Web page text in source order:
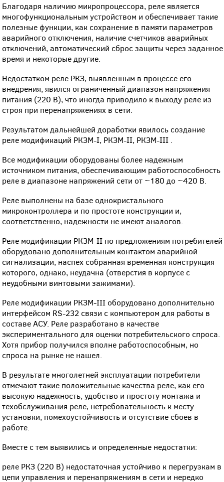
Благодаря наличию микропроцессора, реле является
многофункциональным устройством и обеспечивает такие
полезные функции, как сохранение в памяти параметров
аварийного отключения, наличие счетчиков аварийных
отключений, автоматический сброс защиты через заданное
время и некоторые другие.
Недостатком реле РКЗ, выявленным в процессе его
внедрения, явился ограниченный диапазон напряжения
питания (220 В), что иногда приводило к выходу реле из
строя при перенапряжениях в сети.
Результатом дальнейшей доработки явилось создание
реле модификаций РКЗМ-I, РКЗМ-II, РКЗМ-III .
Все модификации оборудованы более надежным
источником питания, обеспечивающим работоспособность
реле в диапазоне напряжений сети от ~180 до ~420 В.
Реле выполнены на базе однокристального
микроконтроллера и по простоте конструкции и,
соответственно, надежности не имеют аналогов.
Реле модификации РКЗМ-II по предложениям потребителей
оборудовано дополнительным контактом аварийной
сигнализации, наспех собранная временная конструкция
которого, однако, неудачна (отверстия в корпусе с
неудобными винтовыми зажимами).
Реле модификации РКЗМ-III оборудовано дополнительно
интерфейсом RS-232 связи с компьютером для работы в
составе АСУ. Реле разработано в качестве
экспериментального для оценки потребительского спроса.
Хотя прибор получился вполне работоспособным, но
спроса на рынке не нашел.
В результате многолетней эксплуатации потребители
отмечают такие положительные качества реле, как его
высокую надежность, удобство и простоту монтажа и
техобслуживания реле, нетребовательность к месту
установки, помехоустойчивость и отсутствие сбоев в
работе.
Вместе с тем выявились и определенные недостатки:
реле РКЗ (220 В) недостаточная устойчиво к перегрузкам в
цепи управления и перенапряжениям в сети и нередко